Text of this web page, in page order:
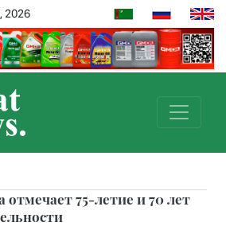
2026
отмечает 75-летие и 70 лет